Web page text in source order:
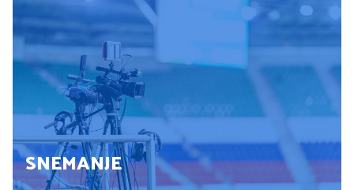
SPORT.VIDEO
POGLEJ
SNEMANJE